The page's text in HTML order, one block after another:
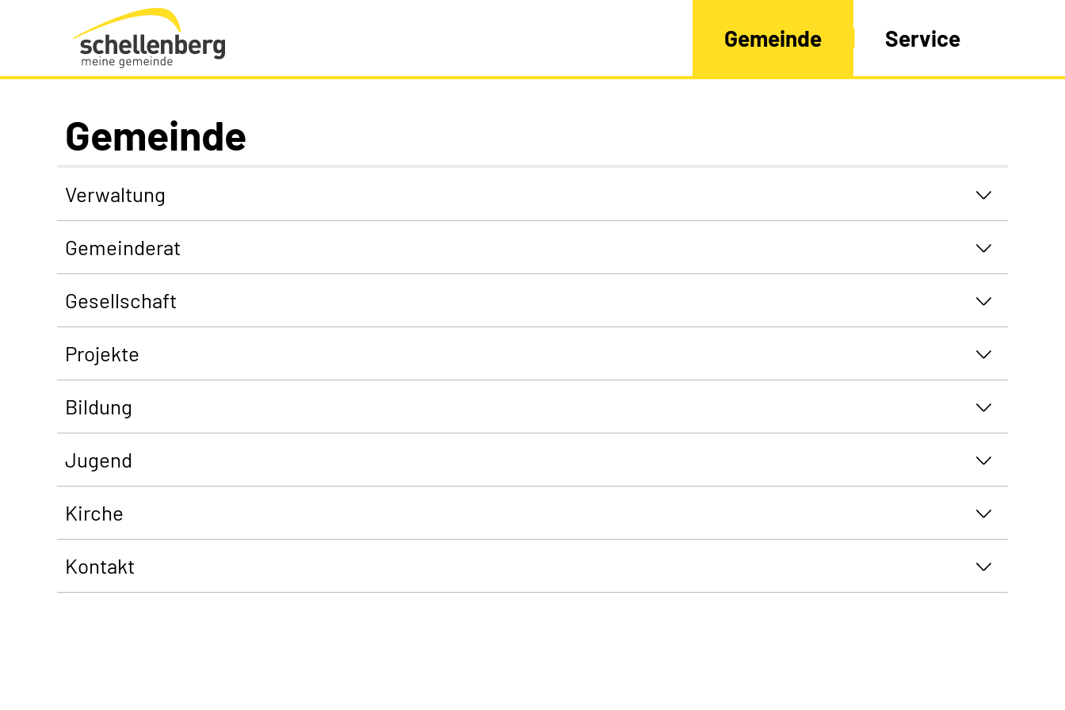
Gemeinde Schellenberg Startseite
Gemeinde Service
Gemeinde
Verwaltung
Gemeinderat
Gesellschaft
Projekte
Bildung
Jugend
Kirche
Kontakt